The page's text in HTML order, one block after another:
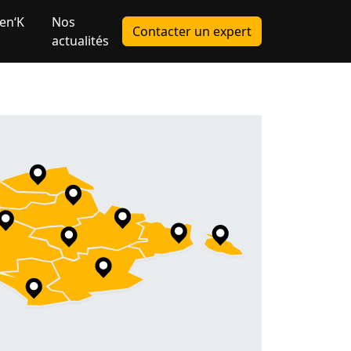
Nos
actualités
Contacter un expert